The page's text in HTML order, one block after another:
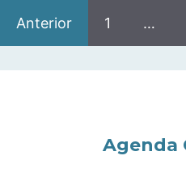
Anterior 1 …
Agenda